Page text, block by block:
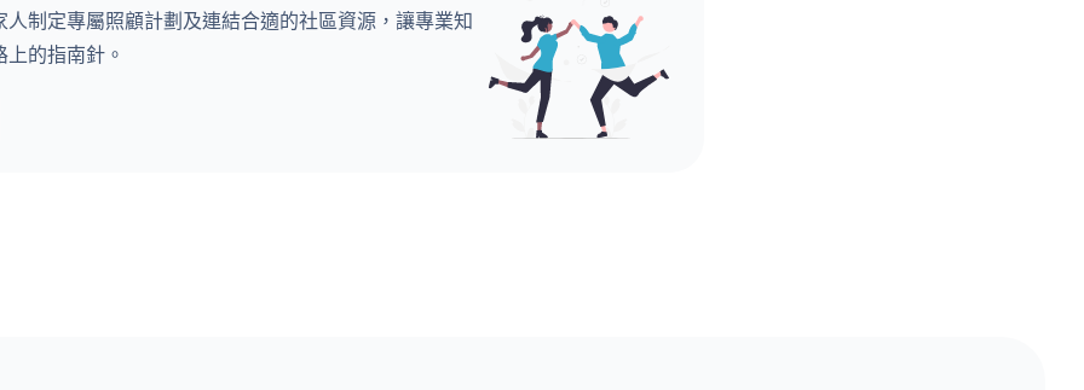
人制定專屬照顧計劃及連結合適的社區資源，讓專業知
的指南針。